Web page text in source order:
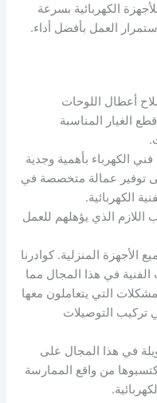
الكهربائية بسرعة
العمل بأفضل أداء.
أعطال اللوحات
الغيار المناسبة
الكهرباء بأهمية وجدية
توفير عمالة متخصصة في
الكهربائية.
اللازم الذي يؤهلهم للعمل
الأجهزة المنزلية. كوادرنا
في هذا المجال مما
التي يتعاملون معها
تركيب التوصيلات
في هذا المجال على
من واقع الممارسة